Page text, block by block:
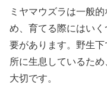
ミヤマウズラは一般
め、育てる際にはい
要があります。野生
所に生息しているた
大切です。